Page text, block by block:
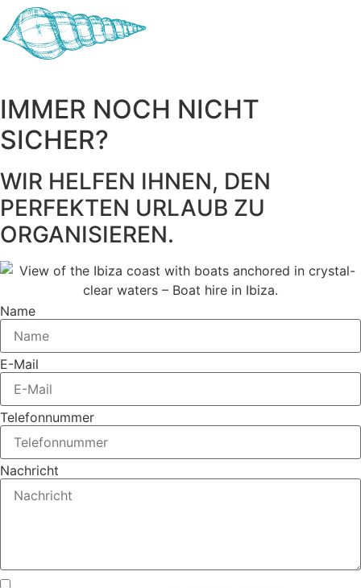
IMMER NOCH NICHT
SICHER?
WIR HELFEN IHNEN, DEN
PERFEKTEN URLAUB ZU
ORGANISIEREN.
Name
E-Mail
Telefonnummer
Nachricht